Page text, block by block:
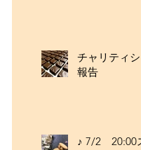
チャリティシ
報告
♪ 7/2 20:00